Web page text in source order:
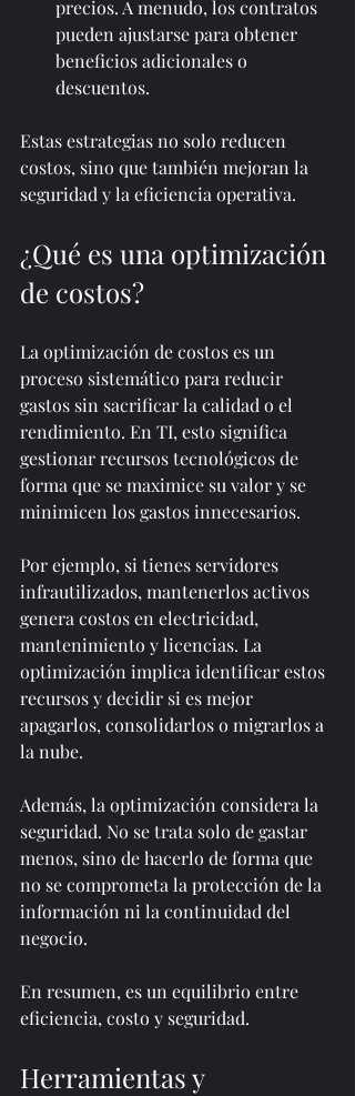
precios. A menudo, los contratos
pueden ajustarse para obtener
beneficios adicionales o
descuentos.
Estas estrategias no solo reducen
costos, sino que también mejoran la
seguridad y la eficiencia operativa.
¿Qué es una optimización
de costos?
La optimización de costos es un
proceso sistemático para reducir
gastos sin sacrificar la calidad o el
rendimiento. En TI, esto significa
gestionar recursos tecnológicos de
forma que se maximice su valor y se
minimicen los gastos innecesarios.
Por ejemplo, si tienes servidores
infrautilizados, mantenerlos activos
genera costos en electricidad,
mantenimiento y licencias. La
optimización implica identificar estos
recursos y decidir si es mejor
apagarlos, consolidarlos o migrarlos a
la nube.
Además, la optimización considera la
seguridad. No se trata solo de gastar
menos, sino de hacerlo de forma que
no se comprometa la protección de la
información ni la continuidad del
negocio.
En resumen, es un equilibrio entre
eficiencia, costo y seguridad.
Herramientas y